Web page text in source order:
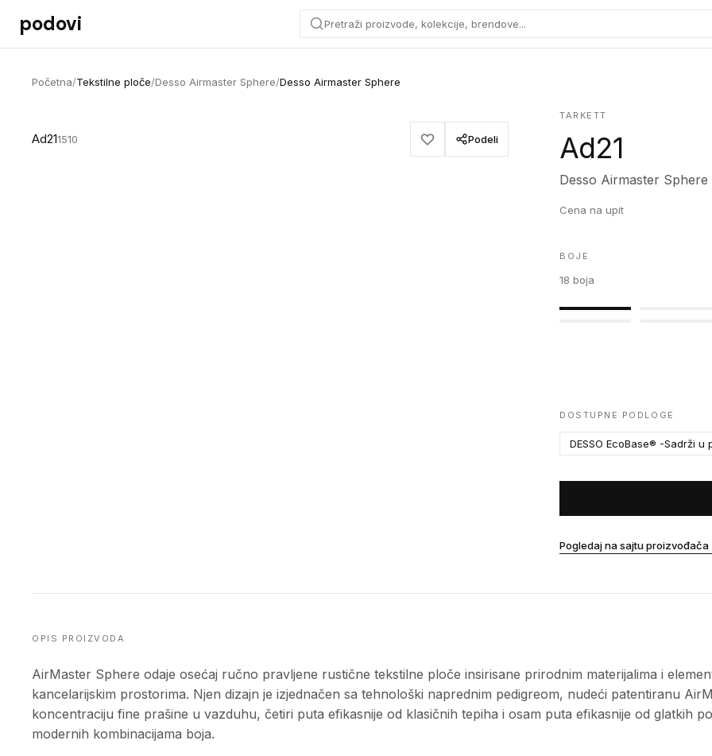
Preskoči na sadržaj
podovi Pretraži proizvode, kolekcije, brendove...
Početna/Tekstilne ploče/Desso Airmaster Sphere/Desso Airmaster Sphere
Ad211510 Podeli
TARKETT
Ad21
Desso Airmaster Sphere
Cena na upit
BOJE
18 boja
DOSTUPNE PODLOGE
DESSO EcoBase® -Sadrži
Pogledaj na sajtu proizvođača
OPIS PROIZVODA
AirMaster Sphere odaje osećaj ručno pravljene rustične tekstilne ploče insirisane prirodnim materijalima i
kancelarijskim prostorima. Njen dizajn je izjednačen sa tehnološki naprednim pedigreom, nudeći patentiranu
koncentraciju fine prašine u vazduhu, četiri puta efikasnije od klasičnih tepiha i osam puta efikasnije od glatkih
modernih kombinacijama boja.